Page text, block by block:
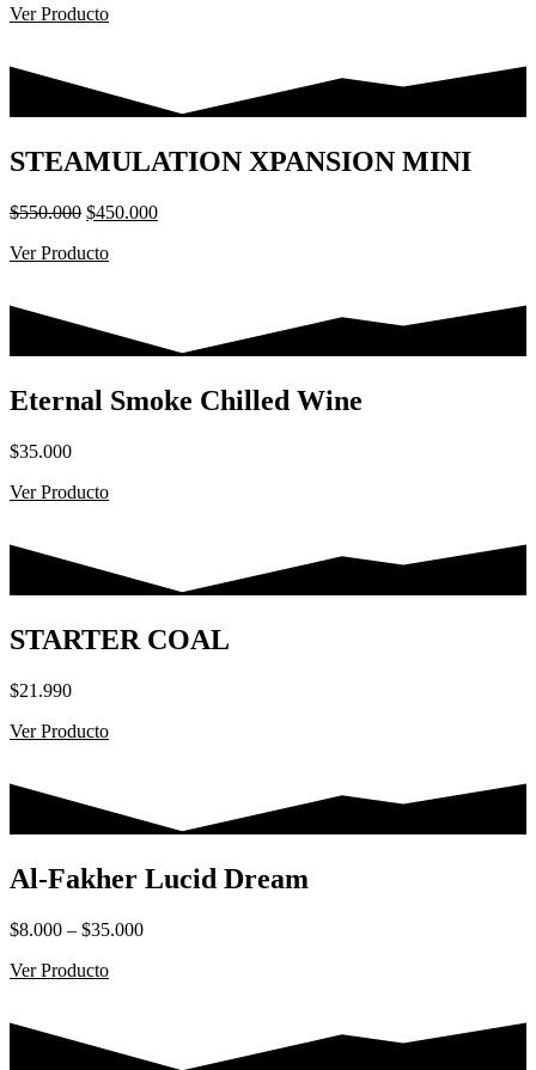
Ver Producto
STEAMULATION XPANSION MINI
$550.000 El
original
$450.000El
Ver Producto
Eternal Smoke Chilled Wine
$35.000
Ver Producto
STARTER COAL
$21.990
Ver Producto
Al-Fakher Lucid Dream
$8.000 – $35.000Rango
$35.000
Ver Producto